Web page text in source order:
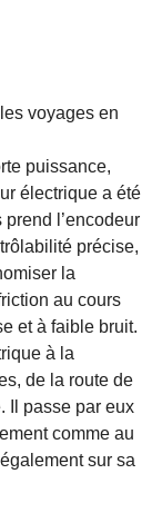
voyages en
puissance,
électrique a été
l’encodeur
précise,
la
au cours
et à faible bruit.
à la
de la route de
Il passe par eux
comme au
sur sa